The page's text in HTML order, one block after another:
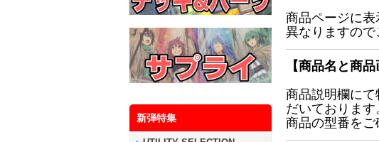
新弾特集
商品ページに
異なりますので
【商品名と商
商品説明欄に
だいておりま
商品の型番をご